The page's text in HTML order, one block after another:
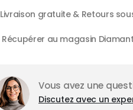
Livraison gratuite & Retours
Récupérer au magasin
Vous avez une
Discutez avec un